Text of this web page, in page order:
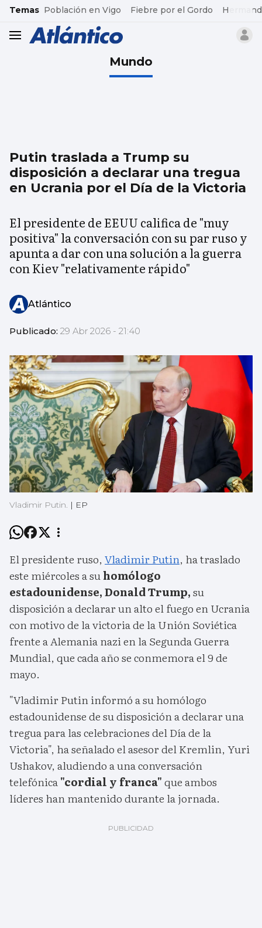
common.go-to-content
Temas Población en Vigo Fiebre por el Gordo
header.menu.open
Mundo
Putin traslada a Trump su
disposición a declarar una tregua
en Ucrania por el Día de la Victoria
El presidente de EEUU califica de "muy
positiva" la conversación con su par ruso y
apunta a dar con una solución a la guerra
con Kiev "relativamente rápido"
Atlántico
Publicado: 29 Abr 2026 - 21:40
Vladimir Putin. | EP
El presidente ruso, Vladimir Putin, ha traslado
este miércoles a suhomólogo
estadounidense, Donald Trump,su
disposición a declarar un alto el fuego en Ucrania
con motivo de la victoria de la Unión Soviética
frente a Alemania nazi en la Segunda Guerra
Mundial, que cada año se conmemora el 9 de
mayo.
"Vladimir Putin informó a su homólogo
estadounidense de su disposición a declarar una
tregua para las celebraciones del Día de la
Victoria", ha señalado el asesor del Kremlin, Yuri
Ushakov, aludiendo a una conversación
telefónica"cordial y franca"que ambos
líderes han mantenido durante la jornada.